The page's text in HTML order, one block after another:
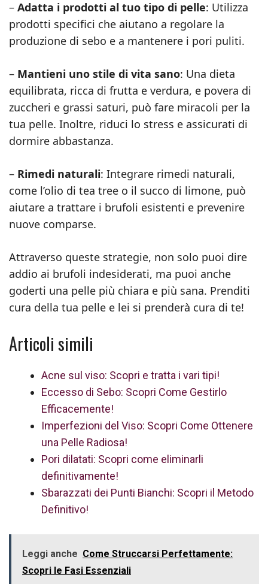
– Adatta i prodotti al tuo tipo di pelle: Utilizza
prodotti specifici che aiutano a regolare la
produzione di sebo e a mantenere i pori puliti.
– Mantieni uno stile di vita sano: Una dieta
equilibrata, ricca di frutta e verdura, e povera di
zuccheri e grassi saturi, può fare miracoli per la
tua pelle. Inoltre, riduci lo stress e assicurati di
dormire abbastanza.
– Rimedi naturali: Integrare rimedi naturali,
come l’olio di tea tree o il succo di limone, può
aiutare a trattare i brufoli esistenti e prevenire
nuove comparse.
Attraverso queste strategie, non solo puoi dire
addio ai brufoli indesiderati, ma puoi anche
goderti una pelle più chiara e più sana. Prenditi
cura della tua pelle e lei si prenderà cura di te!
Articoli simili
Acne sul viso: Scopri e tratta i vari tipi!
Eccesso di Sebo: Scopri Come Gestirlo
Efficacemente!
Imperfezioni del Viso: Scopri Come Ottenere
una Pelle Radiosa!
Pori dilatati: Scopri come eliminarli
definitivamente!
Sbarazzati dei Punti Bianchi: Scopri il Metodo
Definitivo!
Leggi anche Come Struccarsi Perfettamente:
Scopri le Fasi Essenziali